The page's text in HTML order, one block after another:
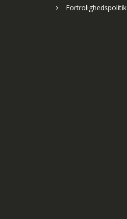
Fortrolighedspolitik